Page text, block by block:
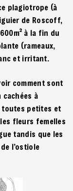
plagiotrope (à
de Roscoff,
à la fin du
(rameaux,
et irritant.
comment sont
à
toutes petites et
fleurs femelles
tandis que les
l’ostiole